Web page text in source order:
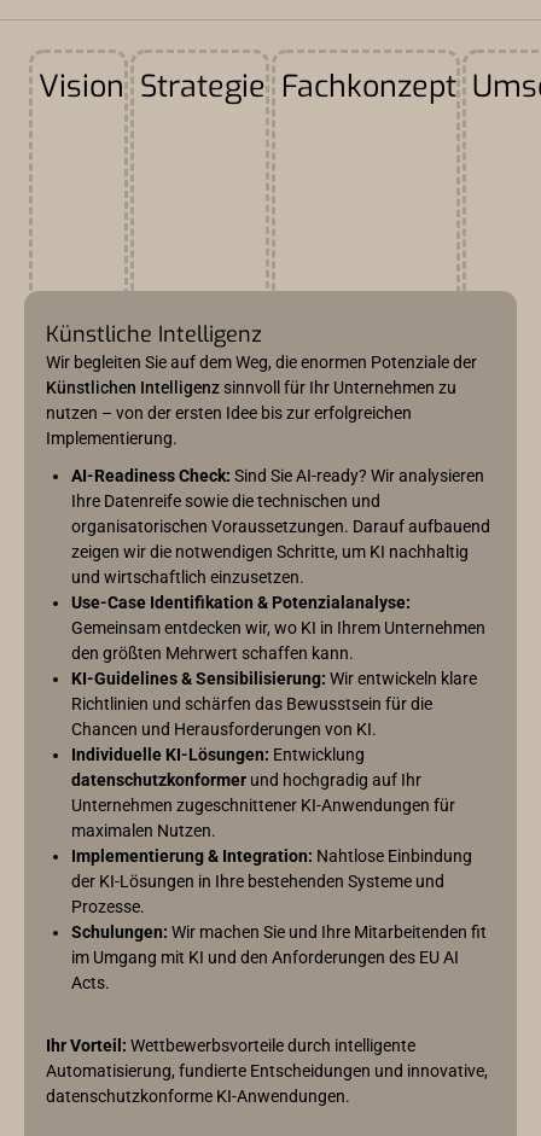
Vision Strategie Fachkonzept
Künstliche Intelligenz
Wir begleiten Sie auf dem Weg, die enormen Potenziale der
Künstlichen Intelligenz sinnvoll für Ihr Unternehmen zu
nutzen – von der ersten Idee bis zur erfolgreichen
Implementierung.
AI-Readiness Check: Sind Sie AI-ready? Wir analysieren
Ihre Datenreife sowie die technischen und
organisatorischen Voraussetzungen. Darauf aufbauend
zeigen wir die notwendigen Schritte, um KI nachhaltig
und wirtschaftlich einzusetzen.
Use-Case Identifikation & Potenzialanalyse:
Gemeinsam entdecken wir, wo KI in Ihrem Unternehmen
den größten Mehrwert schaffen kann.
KI-Guidelines & Sensibilisierung: Wir entwickeln klare
Richtlinien und schärfen das Bewusstsein für die
Chancen und Herausforderungen von KI.
Individuelle KI-Lösungen: Entwicklung
datenschutzkonformer und hochgradig auf Ihr
Unternehmen zugeschnittener KI-Anwendungen für
maximalen Nutzen.
Implementierung & Integration: Nahtlose Einbindung
der KI-Lösungen in Ihre bestehenden Systeme und
Prozesse.
Schulungen: Wir machen Sie und Ihre Mitarbeitenden fit
im Umgang mit KI und den Anforderungen des EU AI
Acts.
Ihr Vorteil: Wettbewerbsvorteile durch intelligente
Automatisierung, fundierte Entscheidungen und innovative,
datenschutzkonforme KI-Anwendungen.